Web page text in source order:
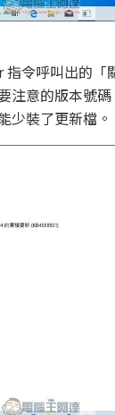
令呼叫出的「
注意的版本號碼
少裝了更新檔。